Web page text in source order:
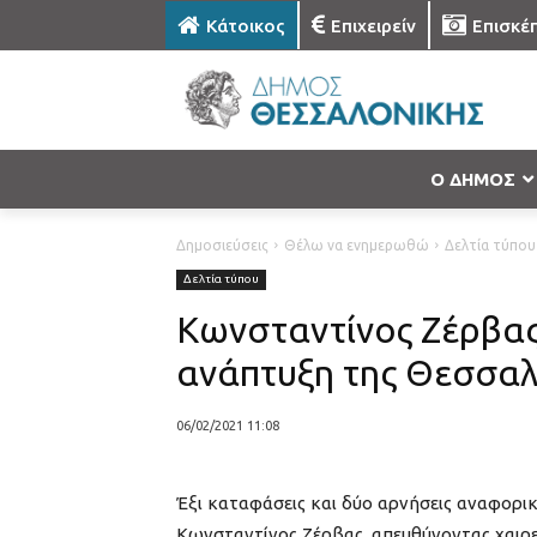
Κάτοικος Επιχειρείν
Ο ΔΗΜΟΣ
Δημοσιεύσεις Θέλω να ενημερωθώ Δελτία τύπου
Δελτία τύπου
Κωνσταντίνος
ανάπτυξη της
06/02/2021 11:08
Έξι καταφάσεις και δύο αρνήσεις